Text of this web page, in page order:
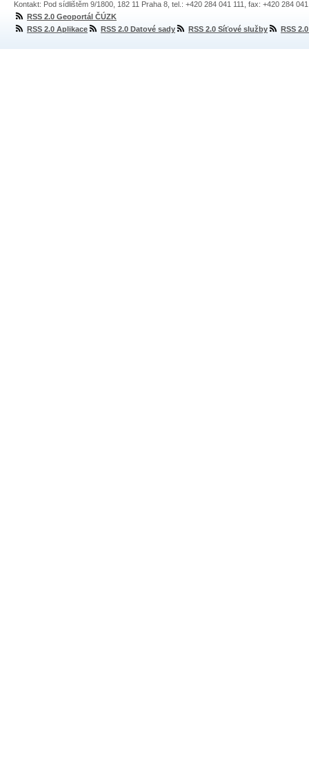
Kontakt: Pod sídlištěm 9/1800, 182 11 Praha 8, tel.: +420 284 041 111, fax: +420 284
RSS 2.0 Geoportál ČÚZK
RSS 2.0 Aplikace
RSS 2.0 Datové sady RSS 2.0 Síťové služby RSS